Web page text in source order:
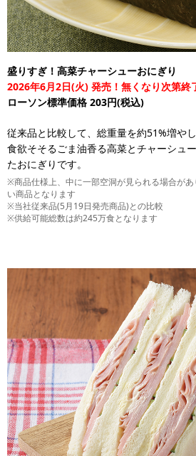
盛りすぎ！高菜チャーシューおにぎり
2026年6月2日(火) 発売！無くなり次第終
ローソン標準価格 203円(税込)
従来品と比較して、総重量を約51%増やし
食欲そそるごま油香る高菜とチャーシュ
たおにぎりです。
※商品仕様上、中に一部空洞が見られる場合が
い商品となります
※当社従来品(5月19日発売商品)との比較
※供給可能総数は約245万食となります